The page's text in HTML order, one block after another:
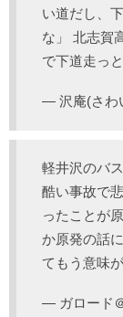
い道だし、
な」 北志賀
で下道走っ
— 沢庵(さわ
軽井沢のバ
酷い事故で
ったことが
か原発の話
てもう意味
— ガロード